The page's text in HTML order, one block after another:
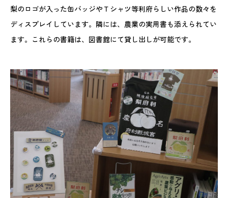
梨のロゴが入った缶バッジやＴシャツ等利府らしい作品の数々を
ディスプレイしています。隣には、農業の実用書も添えられてい
ます。これらの書籍は、図書館にて貸し出しが可能です。